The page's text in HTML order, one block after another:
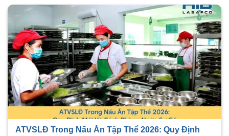
ATVSLĐ Trong Nấu Ăn Tập Thể 2026: Quy Định